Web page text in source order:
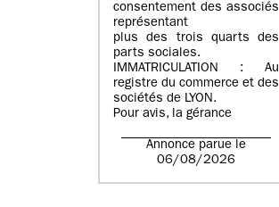
consentement des associés
représentant
plus des trois quarts des
parts sociales.
IMMATRICULATION : Au
registre du commerce et des
sociétés de LYON.
Pour avis, la gérance
Annonce parue le
06/08/2026